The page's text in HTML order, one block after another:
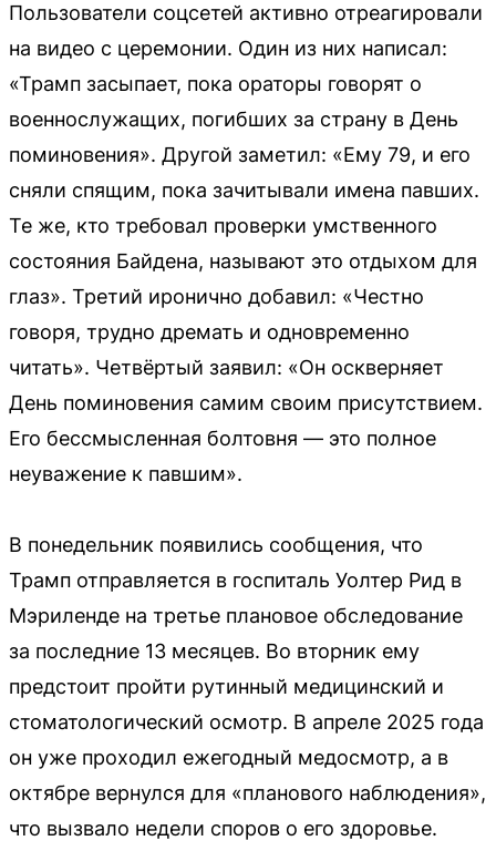
Пользователи соцсетей активно отреагировали
на видео с церемонии. Один из них написал:
«Трамп засыпает, пока ораторы говорят о
военнослужащих, погибших за страну в День
поминовения». Другой заметил: «Ему 79, и его
сняли спящим, пока зачитывали имена павших.
Те же, кто требовал проверки умственного
состояния Байдена, называют это отдыхом для
глаз». Третий иронично добавил: «Честно
говоря, трудно дремать и одновременно
читать». Четвёртый заявил: «Он оскверняет
День поминовения самим своим присутствием.
Его бессмысленная болтовня — это полное
неуважение к павшим».
В понедельник появились сообщения, что
Трамп отправляется в госпиталь Уолтер Рид в
Мэриленде на третье плановое обследование
за последние 13 месяцев. Во вторник ему
предстоит пройти рутинный медицинский и
стоматологический осмотр. В апреле 2025 года
он уже проходил ежегодный медосмотр, а в
октябре вернулся для «планового наблюдения»,
что вызвало недели споров о его здоровье.